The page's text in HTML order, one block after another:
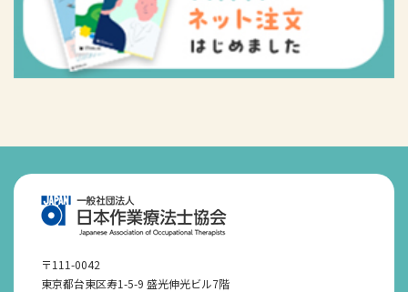
〒111-0042
東京都台東区寿1-5-9 盛光伸光ビル7階